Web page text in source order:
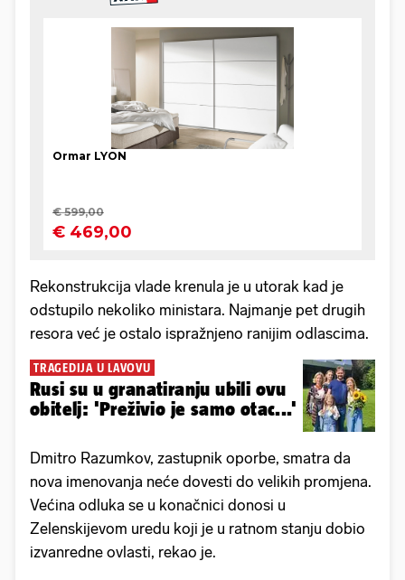
Rekonstrukcija vlade krenula je u utorak kad je
odstupilo nekoliko ministara. Najmanje pet drugih
resora već je ostalo ispražnjeno ranijim odlascima.
TRAGEDIJA U LAVOVU
Rusi su u granatiranju ubili ovu
obitelj: 'Preživio je samo otac...'
Dmitro Razumkov, zastupnik oporbe, smatra da
nova imenovanja neće dovesti do velikih promjena.
Većina odluka se u konačnici donosi u
Zelenskijevom uredu koji je u ratnom stanju dobio
izvanredne ovlasti, rekao je.